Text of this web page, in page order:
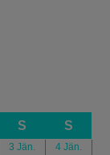
S S
3 Jän.
4 Jän.